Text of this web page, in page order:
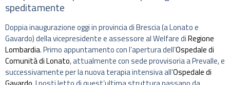
speditamente
Doppia inaugurazione oggi in provincia di Brescia (a Lonato e
Gavardo) della vicepresidente e assessore al Welfare diRegione
Lombardia. Primo appuntamento con l’apertura dell’Ospedale di
Comunità di Lonato, attualmente con sede provvisoria a Prevalle, e
successivamente per la nuova terapia intensiva all’Ospedale di